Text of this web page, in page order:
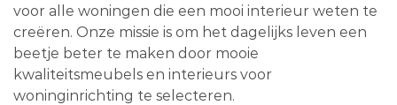
voor alle woningen die een mooi interieur weten te
creëren. Onze missie is om het dagelijks leven een
beetje beter te maken door mooie
kwaliteitsmeubels en interieurs voor
woninginrichting te selecteren.